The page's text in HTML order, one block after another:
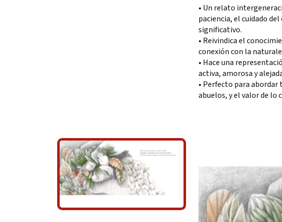
• Un relato
paciencia, el cuidado
significativo.
• Reivindica el
conexión con la
• Hace una
activa, amorosa y
• Perfecto para
abuelos, y el valor de lo